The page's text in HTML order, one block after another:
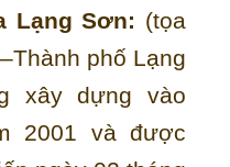
Lạng Sơn: (tọa
phố Lạng
xây dựng vào
2001 và được